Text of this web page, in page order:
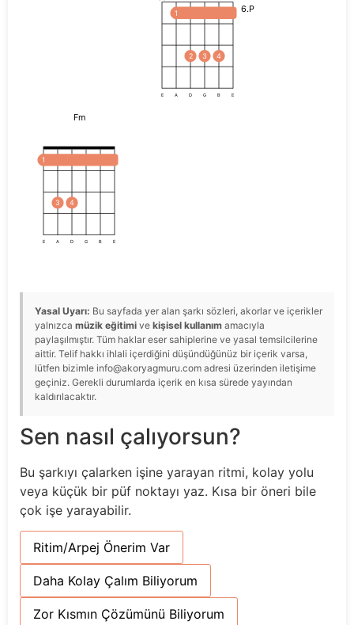
6.P
1
2 3 4
E A D G B E
Fm
1
3 4
E A D G B E
Yasal Uyarı: Bu sayfada yer alan şarkı sözleri, akorlar ve içerikler
yalnızca müzik eğitimi ve kişisel kullanım amacıyla
paylaşılmıştır. Tüm haklar eser sahiplerine ve yasal temsilcilerine
aittir. Telif hakkı ihlali içerdiğini düşündüğünüz bir içerik varsa,
lütfen bizimle info@akoryagmuru.com adresi üzerinden iletişime
geçiniz. Gerekli durumlarda içerik en kısa sürede yayından
kaldırılacaktır.
Sen nasıl çalıyorsun?
Bu şarkıyı çalarken işine yarayan ritmi, kolay yolu
veya küçük bir püf noktayı yaz. Kısa bir öneri bile
çok işe yarayabilir.
Ritim/Arpej Önerim Var
Daha Kolay Çalım Biliyorum
Zor Kısmın Çözümünü Biliyorum